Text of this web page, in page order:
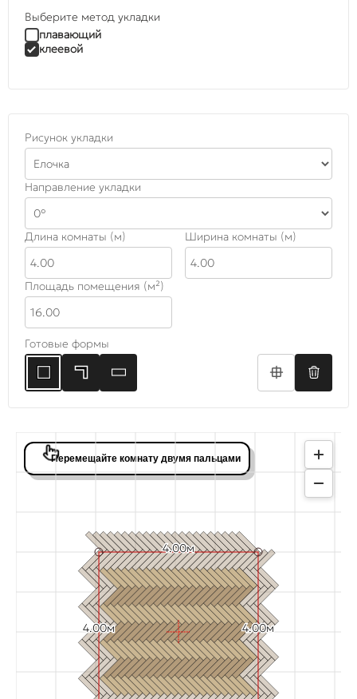
Выберите метод укладки
плавающий
клеевой
Рисунок укладки
Направление укладки
Длина комнаты (м) Ширина комнаты (м)
Площадь помещения (м²)
Готовые формы
Перемещайте комнату двумя пальцами
4.00м
4.00м
4.00м
Да Отмена